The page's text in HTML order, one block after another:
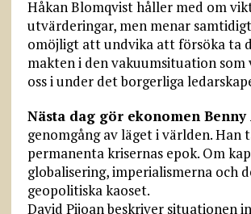
Håkan Blomqvist håller med om
utvärderingar, men menar
omöjligt att undvika att försöka ta
makten i den vakuumsituation som
oss i under det borgerliga
Nästa dag gör ekonomen Benny
genomgång av läget i världen. Han
permanenta krisernas epok. Om
globalisering, imperialismerna och
geopolitiska kaoset.
David Pijoan beskriver situationen